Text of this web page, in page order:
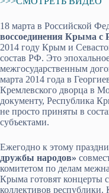
18 марта в Российской
воссоединения Крыма с
2014 году Крым и
состав РФ. Это
межгосударственным
марта 2014 года в
Кремлевского дворца в
документу, Республика
не просто приняты в
субъектами.
Ежегодно к этому
дружбы народов»
комитетом по делам
Крыма готовят концерты
коллективов